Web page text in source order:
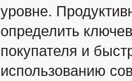
уровне.
определить
покупателя и
использованию